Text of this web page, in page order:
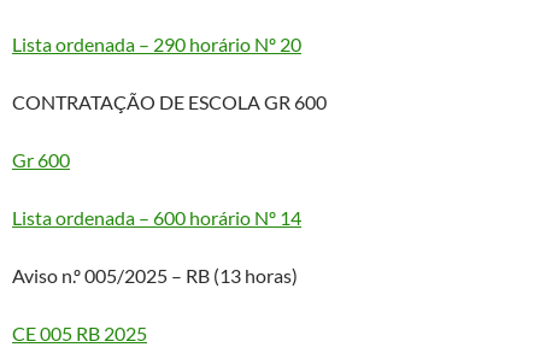
Lista ordenada – 290 horário Nº 20
CONTRATAÇÃO DE ESCOLA GR 600
Gr 600
Lista ordenada – 600 horário Nº 14
Aviso n.º 005/2025 – RB (13 horas)
CE 005 RB 2025